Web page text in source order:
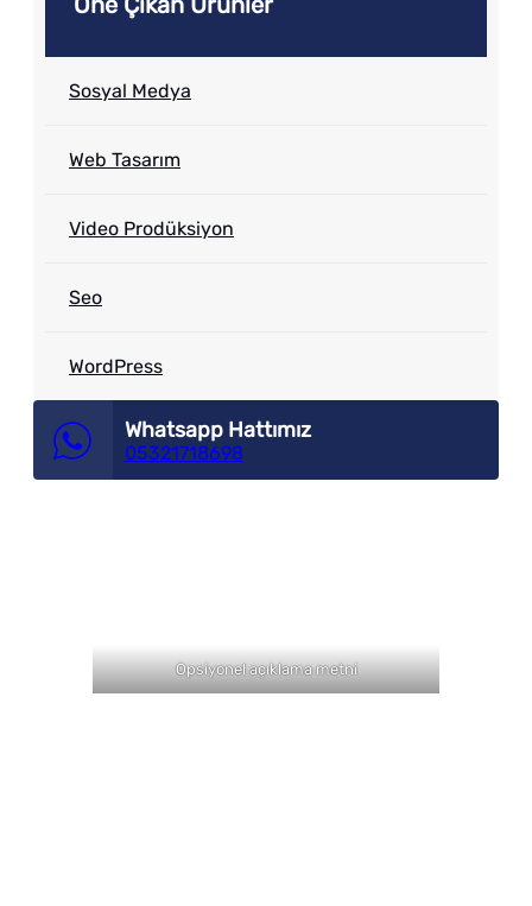
Sosyal Medya
Web Tasarım
Video Prodüksiyon
Seo
WordPress
Whatsapp Hattımız
05321718698
Opsiyonel açıklama metni